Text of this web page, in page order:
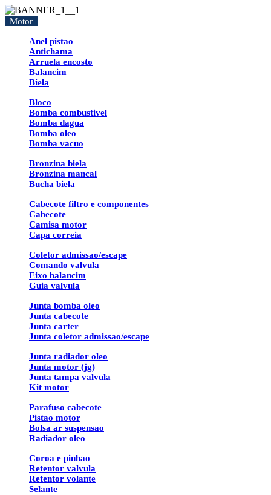
Motor
Anel pistao
Antichama
Arruela encosto
Balancim
Biela
Bloco
Bomba combustivel
Bomba dagua
Bomba oleo
Bomba vacuo
Bronzina biela
Bronzina mancal
Bucha biela
Cabecote filtro e componentes
Cabecote
Camisa motor
Capa correia
Coletor admissao/escape
Comando valvula
Eixo balancim
Guia valvula
Junta bomba oleo
Junta cabecote
Junta carter
Junta coletor admissao/escape
Junta radiador oleo
Junta motor (jg)
Junta tampa valvula
Kit motor
Parafuso cabecote
Pistao motor
Bolsa ar suspensao
Radiador oleo
Coroa e pinhao
Retentor valvula
Retentor volante
Selante